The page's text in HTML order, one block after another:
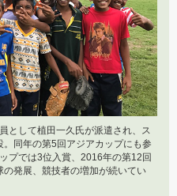
史
として植田一久氏が派遣され、ス
同年の第5回アジアカップにも参
プでは3位入賞、2016年の第12回
発展、競技者の増加が続いてい